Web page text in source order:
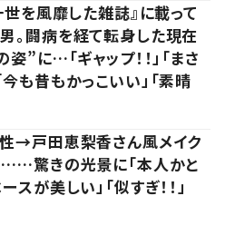
を風靡した雑誌』に載って
。闘病を経て転身した現在
”に…「ギャップ！！」「まさ
今も昔もかっこいい」「素晴
→戸田恵梨香さん風メイク
驚きの光景に「本人かと
スが美しい」「似すぎ！！」